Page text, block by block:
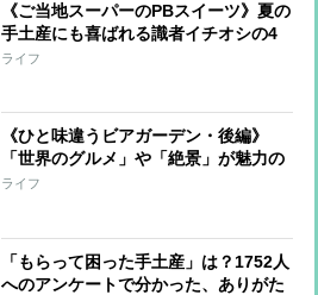
《ご当地スーパーのPBスイーツ》夏の
手土産にも喜ばれる識者イチオシの4
品！
ライフ
《ひと味違うビアガーデン・後編》
「世界のグルメ」や「絶景」が魅力の
ビアガーデンへ！
ライフ
「もらって困った手土産」は？1752人
へのアンケートで分かった、ありがた